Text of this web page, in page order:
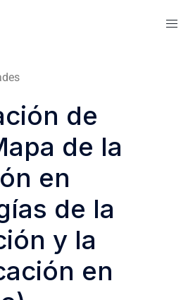
de
de la
en
de la
y la
en